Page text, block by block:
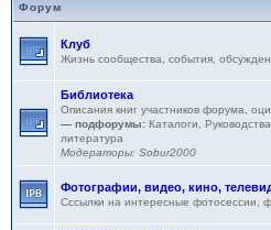
Форум
Клуб
Жизнь сообщества, события,
Библиотека
Описания книг участников форума,
— подфорумы: Каталоги
литература
Модераторы: Sobur2000
Фотографии, видео, кино,
Сссылки на интересные фотосессии,